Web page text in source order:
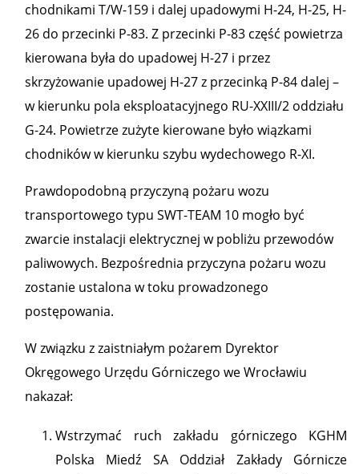
chodnikami T/W-159 i dalej upadowymi H-24, H-25, H-
26 do przecinki P-83. Z przecinki P-83 część powietrza
kierowana była do upadowej H-27 i przez
skrzyżowanie upadowej H-27 z przecinką P-84 dalej –
w kierunku pola eksploatacyjnego RU-XXIII/2 oddziału
G-24. Powietrze zużyte kierowane było wiązkami
chodników w kierunku szybu wydechowego R-XI.
Prawdopodobną przyczyną pożaru wozu
transportowego typu SWT-TEAM 10 mogło być
zwarcie instalacji elektrycznej w pobliżu przewodów
paliwowych. Bezpośrednia przyczyna pożaru wozu
zostanie ustalona w toku prowadzonego
postępowania.
W związku z zaistniałym pożarem Dyrektor
Okręgowego Urzędu Górniczego we Wrocławiu
nakazał:
Wstrzymać ruch zakładu górniczego KGHM
Polska Miedź SA Oddział Zakłady Górnicze